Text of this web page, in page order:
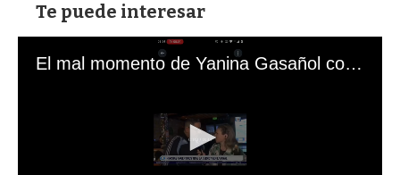
Te puede interesar
El mal momento de Yanina Gasañol con un hincha argentino en "Subrayado"